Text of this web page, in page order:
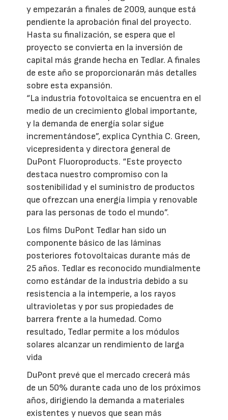
y empezarán a finales de 2009, aunque está
pendiente la aprobación final del proyecto.
Hasta su finalización, se espera que el
proyecto se convierta en la inversión de
capital más grande hecha en Tedlar. A finales
de este año se proporcionarán más detalles
sobre esta expansión.
“La industria fotovoltaica se encuentra en el
medio de un crecimiento global importante,
y la demanda de energía solar sigue
incrementándose”, explica Cynthia C. Green,
vicepresidenta y directora general de
DuPont Fluoroproducts. “Este proyecto
destaca nuestro compromiso con la
sostenibilidad y el suministro de productos
que ofrezcan una energía limpia y renovable
para las personas de todo el mundo”.
Los films DuPont Tedlar han sido un
componente básico de las láminas
posteriores fotovoltaicas durante más de
25 años. Tedlar es reconocido mundialmente
como estándar de la industria debido a su
resistencia a la intemperie, a los rayos
ultravioletas y por sus propiedades de
barrera frente a la humedad. Como
resultado, Tedlar permite a los módulos
solares alcanzar un rendimiento de larga
vida
DuPont prevé que el mercado crecerá más
de un 50% durante cada uno de los próximos
años, dirigiendo la demanda a materiales
existentes y nuevos que sean más